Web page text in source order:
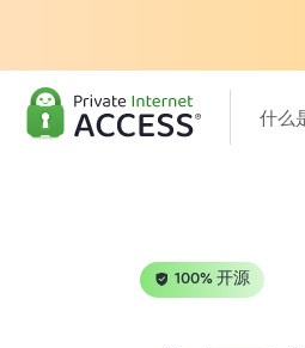
什么
100% 开源